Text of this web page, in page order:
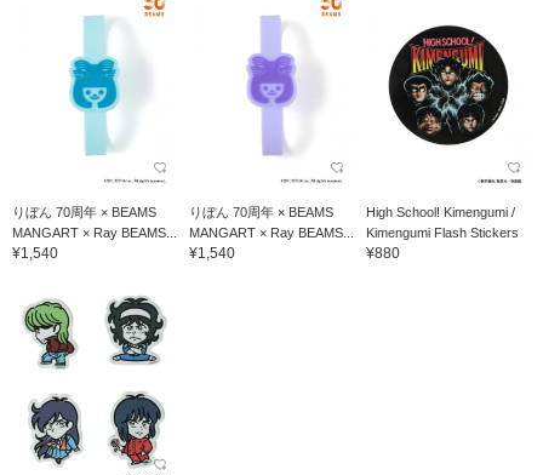
りぼん 70周年 × BEAMS
MANGART × Ray BEAMS...
¥1,540
りぼん 70周年 × BEAMS
MANGART × Ray BEAMS...
¥1,540
High School! Kimengumi /
Kimengumi Flash Stickers
¥880